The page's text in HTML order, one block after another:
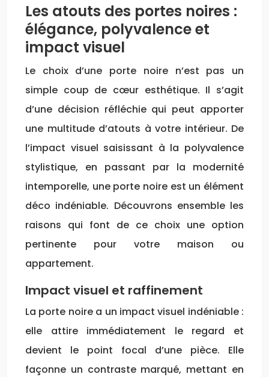
Les atouts des portes noires :
élégance, polyvalence et
impact visuel
Le choix d’une porte noire n’est pas un
simple coup de cœur esthétique. Il s’agit
d’une décision réfléchie qui peut apporter
une multitude d’atouts à votre intérieur. De
l’impact visuel saisissant à la polyvalence
stylistique, en passant par la modernité
intemporelle, une porte noire est un élément
déco indéniable. Découvrons ensemble les
raisons qui font de ce choix une option
pertinente pour votre maison ou
appartement.
Impact visuel et raffinement
La porte noire a un impact visuel indéniable :
elle attire immédiatement le regard et
devient le point focal d’une pièce. Elle
façonne un contraste marqué, mettant en